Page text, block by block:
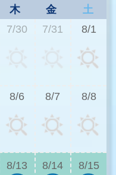
木 金
土
7/30 7/31 8/1
8/6 8/7 8/8
8/13 8/14 8/15